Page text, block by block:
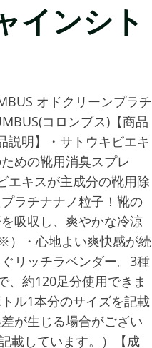
インシト
オドクリーンプラチ
コロンブス)【商品
説明】・サトウキビエキ
めの靴用消臭スプレ
エキスが主成分の靴用除
ラチナナノ粒子！靴の
吸収し、爽やかな冷涼
）・心地よい爽快感が続
リッチラベンダー。3種
約120足分使用できま
ル1本分のサイズを記載
が生じる場合がござい
載しています。）【成